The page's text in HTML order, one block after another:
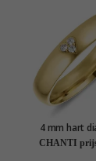
4 mm hart
trouwring in 9
0,01 ct
CHANTI